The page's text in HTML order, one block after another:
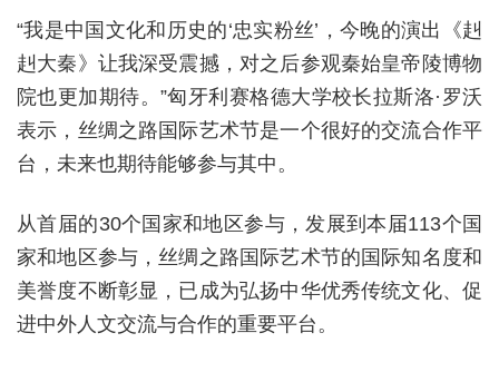
“我是中国文化和历史的‘忠实粉丝’，今晚的演出《赳
赳大秦》让我深受震撼，对之后参观秦始皇帝陵博物
院也更加期待。”匈牙利赛格德大学校长拉斯洛·罗沃
表示，丝绸之路国际艺术节是一个很好的交流合作平
台，未来也期待能够参与其中。
从首届的30个国家和地区参与，发展到本届113个国
家和地区参与，丝绸之路国际艺术节的国际知名度和
美誉度不断彰显，已成为弘扬中华优秀传统文化、促
进中外人文交流与合作的重要平台。